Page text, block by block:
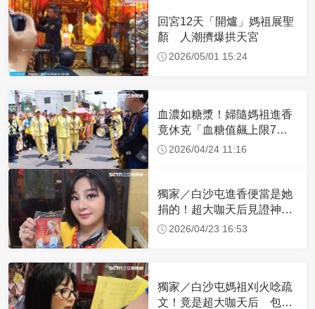
回宮12天「開爐」媽祖展聖
顏 人潮擠爆拱天宮
2026/05/01 15:24
血濃如糖漿！婦隨媽祖進香
竟休克「血糖值飆上限7
倍」 醫曝原因
2026/04/24 11:16
獨家／白沙屯進香便當是她
捐的！超大咖天后見證神
蹟 一靠近媽祖就爆哭
2026/04/23 16:53
獨家／白沙屯媽祖刈火唸疏
文！竟是超大咖天后 包尿